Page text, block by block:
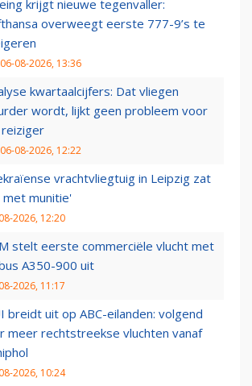
krijgt nieuwe tegenvaller:
overweegt eerste 777-9’s te
06-08-2026, 13:36
kwartaalcijfers: Dat vliegen
wordt, lijkt geen probleem voor
06-08-2026, 12:22
vrachtvliegtuig in Leipzig zat
met munitie'
2026, 12:20
stelt eerste commerciële vlucht met
A350-900 uit
2026, 11:17
breidt uit op ABC-eilanden: volgend
meer rechtstreekse vluchten vanaf
2026, 10:24